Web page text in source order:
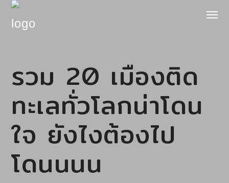
รวม 20 เมืองติด
ทะเลทั่วโลกน่าโดน
ใจ ยังไงต้องไป
โดนนนน